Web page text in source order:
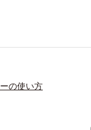
の使い方